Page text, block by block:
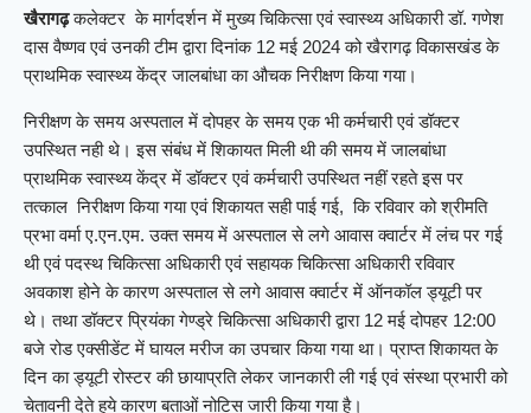
खैरागढ़कलेक्टर के मार्गदर्शन में मुख्य चिकित्सा एवं स्वास्थ्य अधिकारी डॉ. गणेश
दास वैष्णव एवं उनकी टीम द्वारा दिनांक 12 मई 2024 को खैरागढ़ विकासखंड के
प्राथमिक स्वास्थ्य केंद्र जालबांधा का औचक निरीक्षण किया गया।
निरीक्षण के समय अस्पताल में दोपहर के समय एक भी कर्मचारी एवं डॉक्टर
उपस्थित नही थे। इस संबंध में शिकायत मिली थी की समय में जालबांधा
प्राथमिक स्वास्थ्य केंद्र में डॉक्टर एवं कर्मचारी उपस्थित नहीं रहते इस पर
तत्काल निरीक्षण किया गया एवं शिकायत सही पाई गई, कि रविवार को श्रीमति
प्रभा वर्मा ए.एन.एम. उक्त समय में अस्पताल से लगे आवास क्वार्टर में लंच पर गई
थी एवं पदस्थ चिकित्सा अधिकारी एवं सहायक चिकित्सा अधिकारी रविवार
अवकाश होने के कारण अस्पताल से लगे आवास क्वार्टर में ऑनकॉल ड्यूटी पर
थे। तथा डॉक्टर प्रियंका गेण्ड्रे चिकित्सा अधिकारी द्वारा 12 मई दोपहर 12:00
बजे रोड एक्सीडेंट में घायल मरीज का उपचार किया गया था। प्राप्त शिकायत के
दिन का ड्यूटी रोस्टर की छायाप्रति लेकर जानकारी ली गई एवं संस्था प्रभारी को
चेतावनी देते हुये कारण बताओं नोटिस जारी किया गया है।